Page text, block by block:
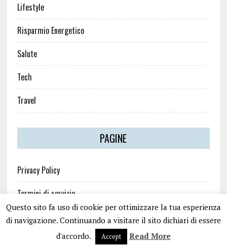
Lifestyle
Risparmio Energetico
Salute
Tech
Travel
PAGINE
Privacy Policy
Termini di servizio
COPYRIGHT 2026 | MH NEWSDESK LITE BYMH THEMES
Questo sito fa uso di cookie per ottimizzare la tua esperienza
di navigazione. Continuando a visitare il sito dichiari di essere
d'accordo.
Accept Read More